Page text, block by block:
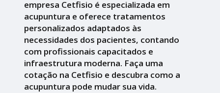
empresa Cetfisio é especializada em
acupuntura e oferece tratamentos
personalizados adaptados às
necessidades dos pacientes, contando
com profissionais capacitados e
infraestrutura moderna. Faça uma
cotação na Cetfisio e descubra como a
acupuntura pode mudar sua vida.